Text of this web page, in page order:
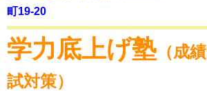
町19-20
学力底上げ塾 （成
試対策）